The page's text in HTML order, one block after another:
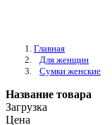
Главная
Для женщин
Сумки женские
Название товара
Загрузка
Цена